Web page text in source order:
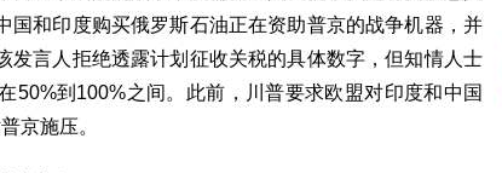
国和印度购买俄罗斯石油正在资助普京的战争机器，并
发言人拒绝透露计划征收关税的具体数字，但知情人士
50%到100%之间。此前，川普要求欧盟对印度和中国
京施压。